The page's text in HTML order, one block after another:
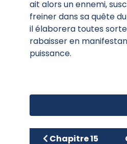
ait alors un ennemi,
freiner dans sa quête
il élaborera toutes
rabaisser en
puissance.
Article précédent :
Chapitre 15